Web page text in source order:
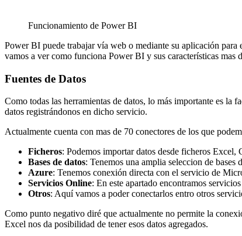
Funcionamiento de Power BI
Power BI puede trabajar vía web o mediante su aplicación
vamos a ver como funciona Power BI y sus características mas
Fuentes de Datos
Como todas las herramientas de datos, lo más importante es
datos registrándonos en dicho servicio.
Actualmente cuenta con mas de 70 conectores de los que
Ficheros: Podemos importar datos desde ficheros
Bases de datos: Tenemos una amplia seleccion de
Azure: Tenemos conexión directa con el servicio de
Servicios Online: En este apartado encontramos
Otros: Aquí vamos a poder conectarlos entro otros
Como punto negativo diré que actualmente no permite la
Excel nos da posibilidad de tener esos datos agregados.